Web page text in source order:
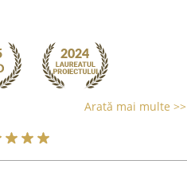
Arată mai multe >>